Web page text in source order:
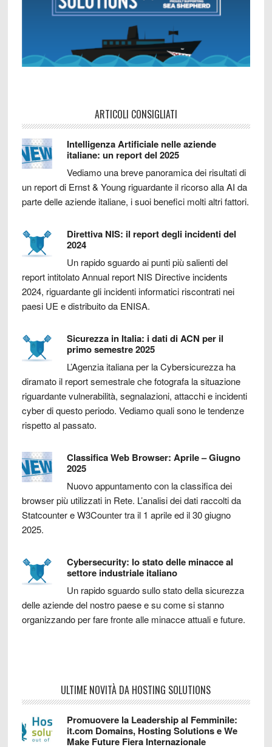
ARTICOLI CONSIGLIATI
Intelligenza Artificiale nelle aziende
italiane: un report del 2025
Vediamo una breve panoramica dei risultati di
un report di Ernst & Young riguardante il ricorso alla AI da
parte delle aziende italiane, i suoi benefici molti altri fattori.
Direttiva NIS: il report degli incidenti del
2024
Un rapido sguardo ai punti più salienti del
report intitolato Annual report NIS Directive incidents
2024, riguardante gli incidenti informatici riscontrati nei
paesi UE e distribuito da ENISA.
Sicurezza in Italia: i dati di ACN per il
primo semestre 2025
L’Agenzia italiana per la Cybersicurezza ha
diramato il report semestrale che fotografa la situazione
riguardante vulnerabilità, segnalazioni, attacchi e incidenti
cyber di questo periodo. Vediamo quali sono le tendenze
rispetto al passato.
Classifica Web Browser: Aprile – Giugno
2025
Nuovo appuntamento con la classifica dei
browser più utilizzati in Rete. L’analisi dei dati raccolti da
Statcounter e W3Counter tra il 1 aprile ed il 30 giugno
2025.
Cybersecurity: lo stato delle minacce al
settore industriale italiano
Un rapido sguardo sullo stato della sicurezza
delle aziende del nostro paese e su come si stanno
organizzando per fare fronte alle minacce attuali e future.
ULTIME NOVITÀ DA HOSTING SOLUTIONS
Promuovere la Leadership al Femminile:
it.com Domains, Hosting Solutions e We
Make Future Fiera Internazionale